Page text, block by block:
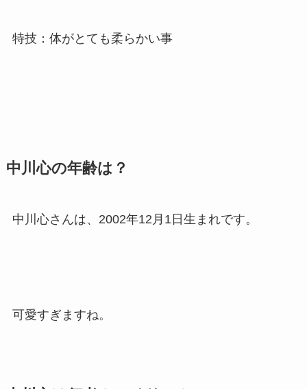
特技：体がとても柔らかい事
中川心の年齢は？
中川心さんは、2002年12月1日生まれです。
可愛すぎますね。